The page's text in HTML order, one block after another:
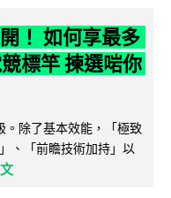
！ 如何享最多
標竿 揀選啱你
除了基本效能，「極致
、「前瞻技術加持」以